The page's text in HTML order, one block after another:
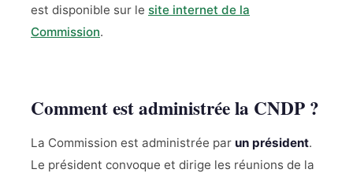
est disponible sur le site internet de la
Commission.
Comment est administrée la CNDP ?
La Commission est administrée par un président.
Le président convoque et dirige les réunions de la